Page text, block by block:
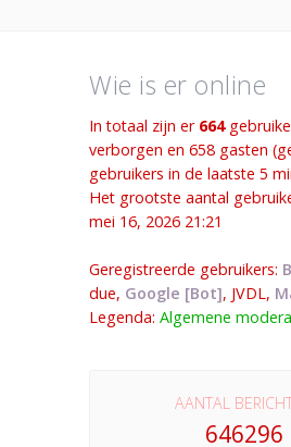
Wie is er online
In totaal zijn er 664
verborgen en 658 gasten
gebruikers in de laatste 5
Het grootste aantal
mei 16, 2026 21:21
Geregistreerde gebruikers:
due, Google [Bot], JVDL,
Legenda: Algemene
AANTAL
646296